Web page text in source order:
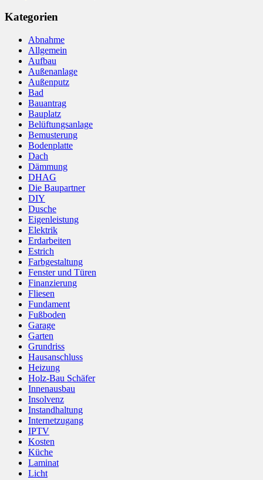
Kategorien
Abnahme
Allgemein
Aufbau
Außenanlage
Außenputz
Bad
Bauantrag
Bauplatz
Belüftungsanlage
Bemusterung
Bodenplatte
Dach
Dämmung
DHAG
Die Baupartner
DIY
Dusche
Eigenleistung
Elektrik
Erdarbeiten
Estrich
Farbgestaltung
Fenster und Türen
Finanzierung
Fliesen
Fundament
Fußboden
Garage
Garten
Grundriss
Hausanschluss
Heizung
Holz-Bau Schäfer
Innenausbau
Insolvenz
Instandhaltung
Internetzugang
IPTV
Kosten
Küche
Laminat
Licht